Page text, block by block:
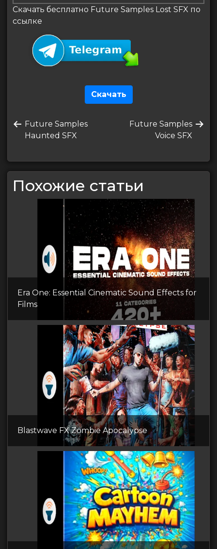
Скачать бесплатно Future Samples Lost SFX по
ссылке
Скачать
поПредыдущая
запись
Future Samples
Haunted SFX
Следующая
запись
Future Samples
Voice SFX
Похожие статьи
Era One: Essential Cinematic Sound Effects for
Films
Blastwave FX Zombie Apocalypse